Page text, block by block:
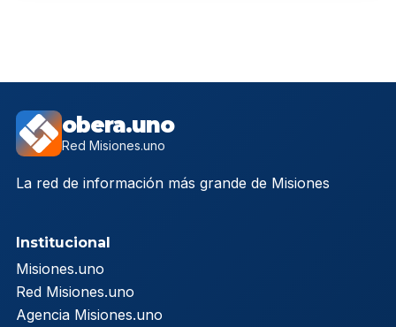
obera.uno
Red Misiones.uno
La red de información más grande de Misiones
Institucional
Misiones.uno
Red Misiones.uno
Agencia Misiones.uno